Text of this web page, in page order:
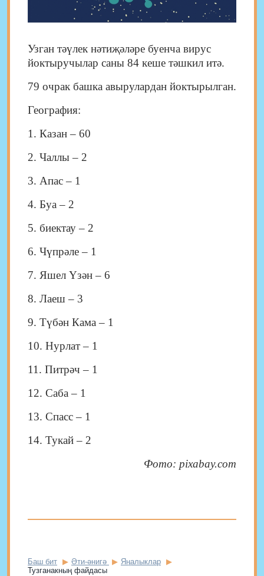
Узган тәүлек нәтиҗәләре буенча вирус
йоктыручылар саны 84 кеше тәшкил итә.
79 очрак башка авырулардан йоктырылган.
География:
1. Казан – 60
2. Чаллы – 2
3. Апас – 1
4. Буа – 2
5. биектау – 2
6. Чүпрәле – 1
7. Яшел Үзән – 6
8. Лаеш – 3
9. Түбән Кама – 1
10. Нурлат – 1
11. Питрәч – 1
12. Саба – 1
13. Спасс – 1
14. Тукай – 2
Фото: pixabay.com
Баш бит Әти-әнигә
Яңалыклар
Тузганакның файдасы